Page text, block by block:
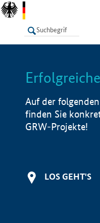
LISTE
Auf der
finden Sie
GRW-Projekte!
LOS GEHT'S